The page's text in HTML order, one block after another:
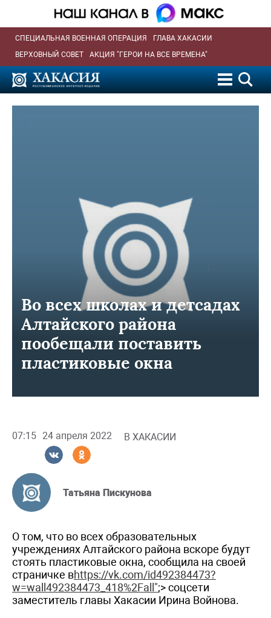
СПЕЦИАЛЬНАЯ ВОЕННАЯ ОПЕРАЦИЯ
ГЛАВА ХАКАСИИ
ВЕРХОВНЫЙ СОВЕТ
АКЦИЯ "ГЕРОИ НА ВСЕ ВРЕМЕНА"
Во всех школах и детсадах
Алтайского района
пообещали поставить
пластиковые окна
07:15 24 апреля 2022 В ХАКАСИИ
Татьяна Пискунова
О том, что во всех образовательных
учреждениях Алтайского района вскоре будут
стоять пластиковые окна, сообщила на своей
страничке вhttps://vk.com/id492384473?
w=wall492384473_418%2Fall";> соцсети
заместитель главы Хакасии Ирина Войнова.